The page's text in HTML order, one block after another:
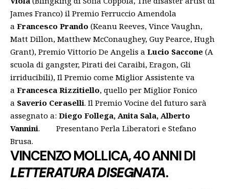
James Franco) il Premio Ferruccio Amendola
a Francesco Prando (Keanu Reeves, Vince Vaughn,
Matt Dillon, Matthew McConaughey, Guy Pearce, Hugh
Grant), Premio Vittorio De Angelis a Lucio Saccone (A
scuola di gangster, Pirati dei Caraibi, Eragon, Gli
irriducibili), Il Premio come Miglior Assistente va
a Francesca Rizzitiello, quello per Miglior Fonico
a Saverio Ceraselli. Il Premio Vocine del futuro sarà
assegnato a: Diego Follega, Anita Sala, Alberto
Vannini. Presentano Perla Liberatori e Stefano
Brusa.
VINCENZO MOLLICA, 40 ANNI DI
LETTERATURADISEGNATA.